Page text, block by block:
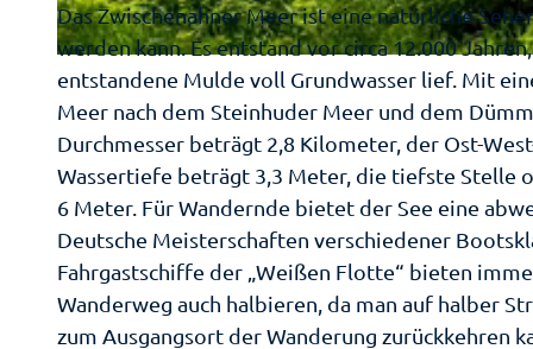
Das Zwischenahner Meer ist eine natürliche
werden kann. Es entstand vor circa 12.000
entstandene Mulde voll Grundwasser lief. Mit
Meer nach dem Steinhuder Meer und dem
Durchmesser beträgt 2,8 Kilometer, der Ost-
Wassertiefe beträgt 3,3 Meter, die tiefste Stelle
6 Meter. Für Wandernde bietet der See eine
Deutsche Meisterschaften verschiedener
Fahrgastschiffe der „Weißen Flotte“ bieten
Wanderweg auch halbieren, da man auf halber
zum Ausgangsort der Wanderung zurückkehren